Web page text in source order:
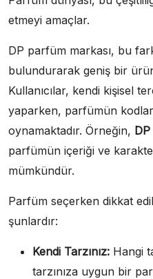
etmeyi amaçlar.
DP parfüm markası, bu
bulundurarak geniş bir
Kullanıcılar, kendi kişisel
yaparken, parfümün
oynamaktadır. Örneğin,
parfümün içeriği ve
mümkündür.
Parfüm seçerken dikkat
şunlardır:
Kendi Tarzınız: Hangi
tarzınıza uygun bir